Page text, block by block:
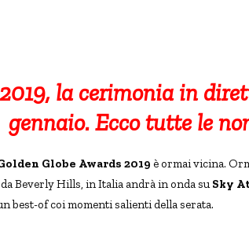
la cerimonia in
gennaio. Ecco tutte le
Globe Awards 2019 è ormai vicina.
da Beverly Hills, in Italia andrà in onda suSky
best-of coi momenti salienti della serata.